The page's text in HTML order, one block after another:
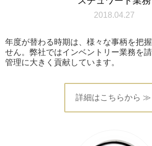
2018.04.27
年度が替わる時期は、様々な事柄を把
せん。弊社ではインベントリー業務を
管理に大きく貢献しています。
詳細はこちらから ≫